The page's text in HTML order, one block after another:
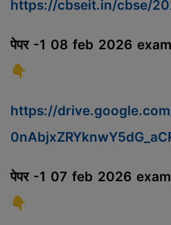
https://cbseit.in/cbse/
पेपर -1 08 feb 2026
👇
https://
पेपर -1 07 feb 2026
👇